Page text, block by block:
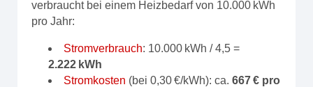
verbraucht bei einem Heizbedarf von 10.000 kWh
pro Jahr:
Stromverbrauch: 10.000 kWh / 4,5 =
2.222 kWh
Stromkosten (bei 0,30 €/kWh): ca. 667 € pro